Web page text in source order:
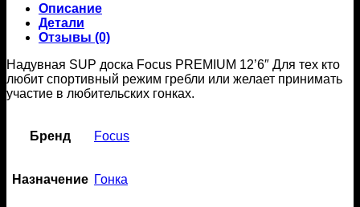
Описание
Детали
Отзывы (0)
Надувная SUP доска Focus PREMIUM 12’6″ Для тех кто
любит спортивный режим гребли или желает принимать
участие в любительских гонках.
Бренд Focus
Назначение Гонка